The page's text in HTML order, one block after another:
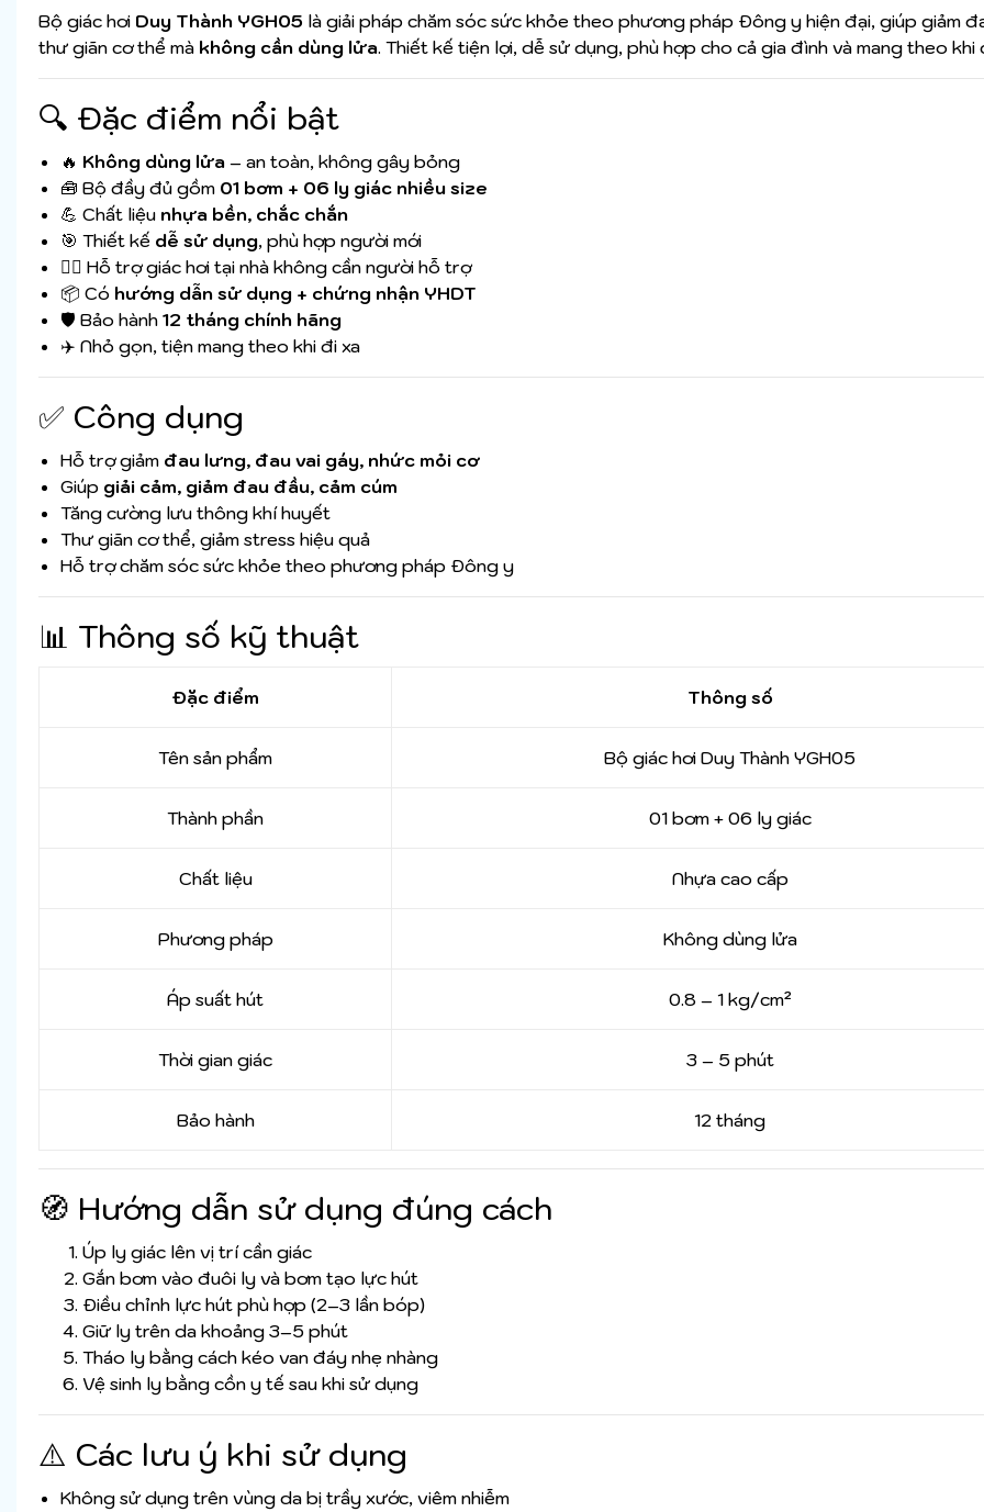
Bộ giác hơi Duy Thành YGH05 là giải pháp chăm sóc sức khỏe theo phương pháp Đông y hiện đại, giúp giảm
thư giãn cơ thể mà không cần dùng lửa. Thiết kế tiện lợi, dễ sử dụng, phù hợp cho cả gia đình và mang theo khi
🔍 Đặc điểm nổi bật
🔥 Không dùng lửa – an toàn, không gây bỏng
🧰 Bộ đầy đủ gồm 01 bơm + 06 ly giác nhiều size
💪 Chất liệu nhựa bền, chắc chắn
🎯 Thiết kế dễ sử dụng, phù hợp người mới
🧘‍♂️ Hỗ trợ giác hơi tại nhà không cần người hỗ trợ
📦 Có hướng dẫn sử dụng + chứng nhận YHDT
🛡️ Bảo hành 12 tháng chính hãng
✈️ Nhỏ gọn, tiện mang theo khi đi xa
✅ Công dụng
Hỗ trợ giảm đau lưng, đau vai gáy, nhức mỏi cơ
Giúp giải cảm, giảm đau đầu, cảm cúm
Tăng cường lưu thông khí huyết
Thư giãn cơ thể, giảm stress hiệu quả
Hỗ trợ chăm sóc sức khỏe theo phương pháp Đông y
📊 Thông số kỹ thuật
Đặc điểm Thông số
Tên sản phẩm Bộ giác hơi Duy Thành YGH05
Thành phần 01 bơm + 06 ly giác
Chất liệu Nhựa cao cấp
Phương pháp Không dùng lửa
Áp suất hút 0.8 – 1 kg/cm²
Thời gian giác 3 – 5 phút
Bảo hành 12 tháng
🧭 Hướng dẫn sử dụng đúng cách
Úp ly giác lên vị trí cần giác
Gắn bơm vào đuôi ly và bơm tạo lực hút
Điều chỉnh lực hút phù hợp (2–3 lần bóp)
Giữ ly trên da khoảng 3–5 phút
Tháo ly bằng cách kéo van đáy nhẹ nhàng
Vệ sinh ly bằng cồn y tế sau khi sử dụng
⚠️ Các lưu ý khi sử dụng
Không sử dụng trên vùng da bị trầy xước, viêm nhiễm